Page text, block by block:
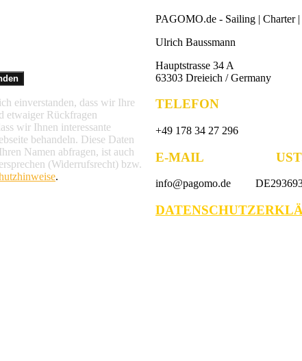
einverstanden, dass wir Ihre
etwaiger Rückfragen
wir Ihnen interessante
behandeln. Diese Daten
Namen abfragen, ist auch
(Widerrufsrecht) bzw.
.
PAGOMO.de - Sailing | Charter
Ulrich Baussmann
Hauptstrasse 34 A
63303 Dreieich / Germany
TELEFON
+49 178 34 27 296
E-MAIL UST.-
info@pagomo.de